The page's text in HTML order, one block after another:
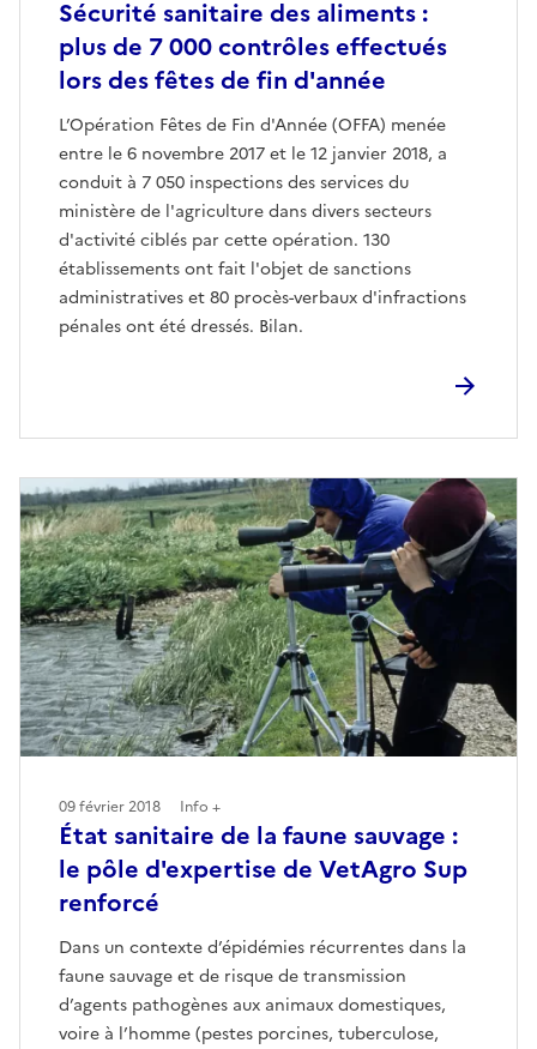
Sécurité sanitaire des aliments :
plus de 7 000 contrôles effectués
lors des fêtes de fin d'année
L’Opération Fêtes de Fin d'Année (OFFA) menée
entre le 6 novembre 2017 et le 12 janvier 2018, a
conduit à 7 050 inspections des services du
ministère de l'agriculture dans divers secteurs
d'activité ciblés par cette opération. 130
établissements ont fait l'objet de sanctions
administratives et 80 procès-verbaux d'infractions
pénales ont été dressés. Bilan.
État sanitaire de la faune sauvage :
le pôle d'expertise de VetAgro Sup
renforcé
Dans un contexte d’épidémies récurrentes dans la
faune sauvage et de risque de transmission
d’agents pathogènes aux animaux domestiques,
voire à l’homme (pestes porcines, tuberculose,
09 février 2018 Info +